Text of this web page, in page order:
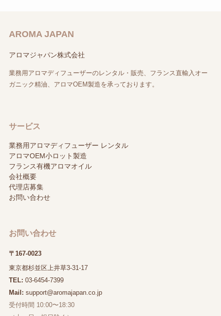
AROMA JAPAN
アロマジャパン株式会社
業務用アロマディフューザーのレンタル・販売、フランス直輸入オー
ガニック精油、アロマOEM製造を承っております。
サービス
業務用アロマディフューザー レンタル
アロマOEM小ロット製造
フランス有機アロマオイル
会社概要
代理店募集
お問い合わせ
お問い合わせ
〒167-0023
東京都杉並区上井草3-31-17
TEL: 03-6454-7399
Mail: support@aromajapan.co.jp
受付時間 10:00〜18:30